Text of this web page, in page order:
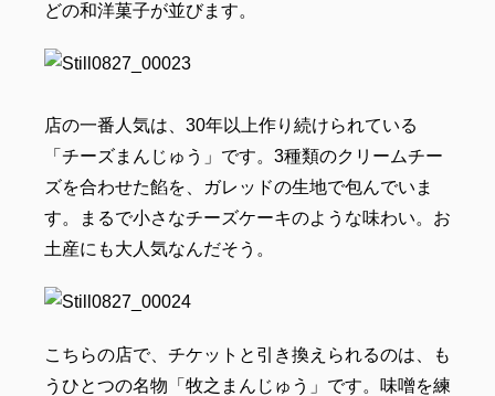
どの和洋菓子が並びます。
店の一番人気は、30年以上作り続けられている
「チーズまんじゅう」です。3種類のクリームチー
ズを合わせた餡を、ガレッドの生地で包んでいま
す。まるで小さなチーズケーキのような味わい。お
土産にも大人気なんだそう。
こちらの店で、チケットと引き換えられるのは、も
うひとつの名物「牧之まんじゅう」です。味噌を練